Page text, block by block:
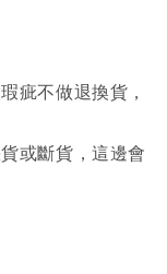
疵不做退換貨，
或斷貨，這邊會